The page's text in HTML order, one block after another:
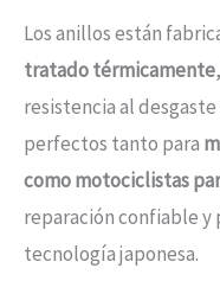
Los anillos están
tratado térmicamente
resistencia al
perfectos tanto para
como motociclistas
reparación confiable y
tecnología japonesa.